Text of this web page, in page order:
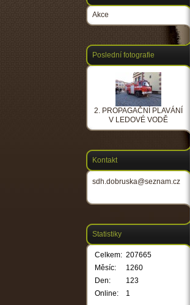
Akce
Poslední fotografie
2. PROPAGAČNÍ PLAVÁNÍ
V LEDOVÉ VODĚ
Kontakt
sdh.dobruska@seznam.cz
Statistiky
Online: 1
Celkem: 207665
Měsíc:
1260
Den:
123